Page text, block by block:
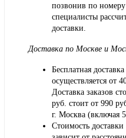
позвонив по номеру
специалисты
доставки.
Доставка по Москве и
Бесплатная
осуществляется от
Доставка заказов
руб. стоит от 990
г. Москва
Стоимость